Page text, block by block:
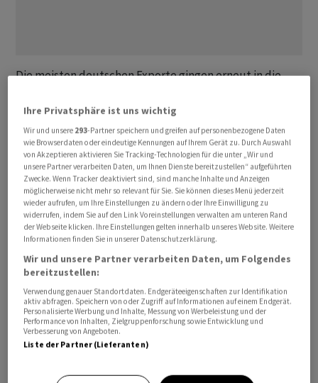
Die meisten deutschen Exporte gingen erneut in die
Milliarden Euro exportiert, fast ein Viertel (23,1
Prozent) mehr als im April. Gemessen am
Vorjahresmonat waren die Exporte gut 15 Prozent höher.
Ökonomen warnen aber vor zu viel Euphorie. «Die
üppigen Exportzuwächse gegenüber den USA sollten
derweil nicht als Trendwende im transatlantischen
Handel verstanden werden», schrieb Thomas Gitzel,
Chefvolkswirt der VP Bank. «Die Handelshemmnisse
haben sich mit den Trump'schen Zöllen erhöht,
gleichzeitig verlagern viele Unternehmen ihre
Produktion direkt in die USA.» Damit werde das
Exportvolumen über den Atlantik nachhaltig ein
geringes sein.
Europa-Geschäft schwächelt
Ihre Privatsphäre ist uns wichtig
Wir und unsere 293-Partner speichern und greifen auf personenbezogene Daten
wie Browserdaten oder eindeutige Kennungen auf Ihrem Gerät zu. Durch Auswahl
von Akzeptieren aktivieren Sie Tracking-Technologien für die unter „Wir und
unsere Partner verarbeiten Daten, um Ihnen Dienste bereitzustellen“ aufgeführten
Zwecke. Wenn Tracker deaktiviert sind, sind manche Inhalte und Anzeigen
möglicherweise nicht mehr so relevant für Sie. Sie können dieses Menü jederzeit
wieder aufrufen, um Ihre Einstellungen zu ändern oder Ihre Einwilligung zu
widerrufen, indem Sie auf den Link Voreinstellungen verwalten am unteren Rand
der Webseite klicken. Ihre Einstellungen gelten innerhalb unseres Website. Weitere
Informationen finden Sie in unserer Datenschutzerklärung.
Wir und unsere Partner verarbeiten Daten, um Folgendes
bereitzustellen:
Verwendung genauer Standortdaten. Endgeräteeigenschaften zur Identifikation
aktiv abfragen. Speichern von oder Zugriff auf Informationen auf einem Endgerät.
Personalisierte Werbung und Inhalte, Messung von Werbeleistung und der
Performance von Inhalten, Zielgruppenforschung sowie Entwicklung und
Verbesserung von Angeboten.
Liste der Partner (Lieferanten)